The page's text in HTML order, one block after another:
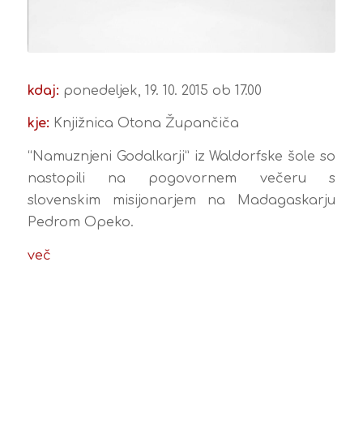
kdaj: ponedeljek, 19. 10. 2015 ob 17.00
kje: Knjižnica Otona Župančiča
“Namuznjeni Godalkarji” iz Waldorfske šole so
nastopili na pogovornem večeru s
slovenskim misijonarjem na Madagaskarju
Pedrom Opeko.
več